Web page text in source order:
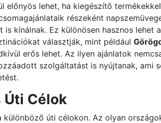
előnyös lehet, ha kiegészítő
részeként
is kínálnak. Ez különösen hasznos lehet
választják, mint például
erős lehet. Az ilyen ajánlatok
szolgáltatást is nyújtanak, ami
Úti Célok
különböző úti célokon. Az olyan